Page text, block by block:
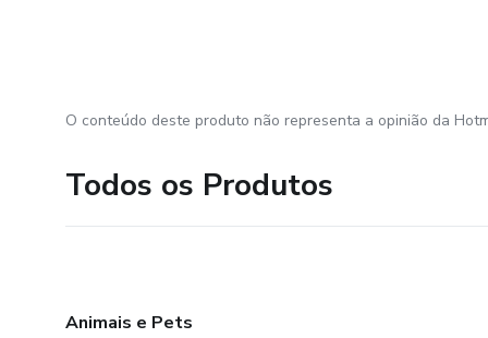
O conteúdo deste produto não representa a opinião da
Todos os Produtos
Animais e Pets